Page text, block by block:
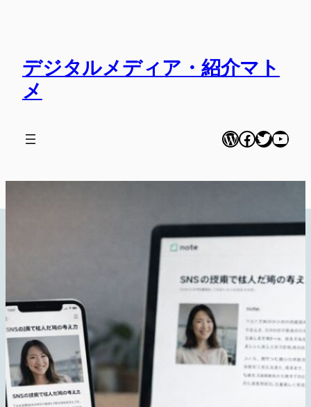
デジタルメディア・紹介マト
メ
WordPress
Facebook
Twitter